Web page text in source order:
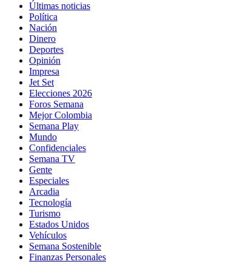
Últimas noticias
Política
Nación
Dinero
Deportes
Opinión
Impresa
Jet Set
Elecciones 2026
Foros Semana
Mejor Colombia
Semana Play
Mundo
Confidenciales
Semana TV
Gente
Especiales
Arcadia
Tecnología
Turismo
Estados Unidos
Vehículos
Semana Sostenible
Finanzas Personales